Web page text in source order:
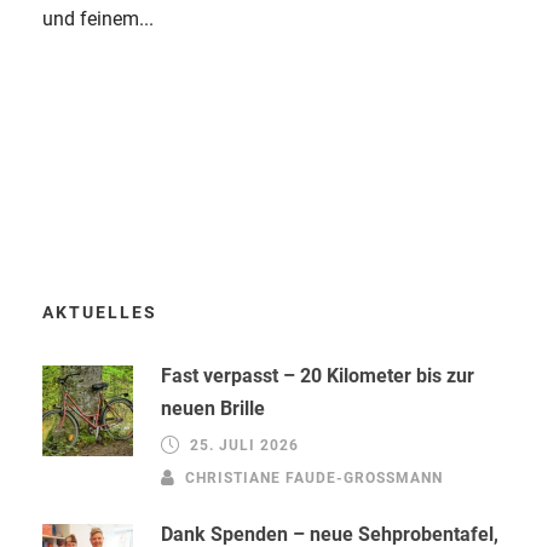
und feinem...
AKTUELLES
Fast verpasst – 20 Kilometer bis zur
neuen Brille
25. JULI 2026
CHRISTIANE FAUDE-GROSSMANN
Dank Spenden – neue Sehprobentafel,